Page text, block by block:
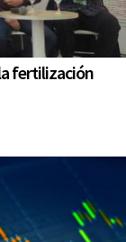
fertilización